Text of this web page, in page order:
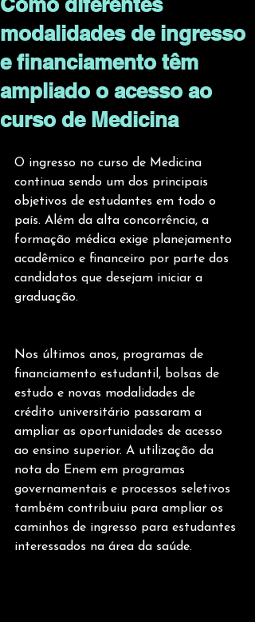
modalidades de ingresso
e financiamento têm
ampliado o acesso ao
curso de Medicina
O ingresso no curso de Medicina
continua sendo um dos principais
objetivos de estudantes em todo o
país. Além da alta concorrência, a
formação médica exige planejamento
acadêmico e financeiro por parte dos
candidatos que desejam iniciar a
graduação.
Nos últimos anos, programas de
financiamento estudantil, bolsas de
estudo e novas modalidades de
crédito universitário passaram a
ampliar as oportunidades de acesso
ao ensino superior. A utilização da
nota do Enem em programas
governamentais e processos seletivos
também contribuiu para ampliar os
caminhos de ingresso para estudantes
interessados na área da saúde.